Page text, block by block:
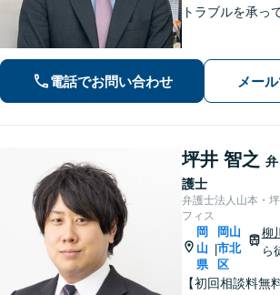
トラブルを承っ
ートいたします
にご相談くださ
電話でお問い合わせ メー
坪井 智之 弁
護士
弁護士法人山本・
フィス
岡
山
県
|
岡山
市北
区
柳
ら
【初回相談料無